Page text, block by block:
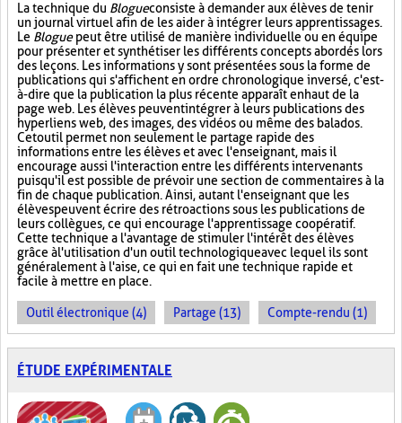
La technique du Blogueconsiste à demander aux élèves de tenir
un journal virtuel afin de les aider à intégrer leurs apprentissages.
Le Bloguepeut être utilisé de manière individuelle ou en équipe
pour présenter et synthétiser les différents concepts abordés lors
des leçons. Les informations y sont présentées sous la forme de
publications qui s'affichent en ordre chronologique inversé, c'est-
à-dire que la publication la plus récente apparaît en haut de la
page web. Les élèves peuvent intégrer à leurs publications des
hyperliens web, des images, des vidéos ou même des balados.
Cet outil permet non seulement le partage rapide des
informations entre les élèves et avec l'enseignant, mais il
encourage aussi l'interaction entre les différents intervenants
puisqu'il est possible de prévoir une section de commentaires à la
fin de chaque publication. Ainsi, autant l'enseignant que les
élèves peuvent écrire des rétroactions sous les publications de
leurs collègues, ce qui encourage l'apprentissage coopératif.
Cette technique a l'avantage de stimuler l'intérêt des élèves
grâce à l'utilisation d'un outil technologique avec lequel ils sont
généralement à l'aise, ce qui en fait une technique rapide et
facile à mettre en place.
Outil électronique (4) Partage (13) Compte-rendu (1)
ÉTUDE EXPÉRIMENTALE